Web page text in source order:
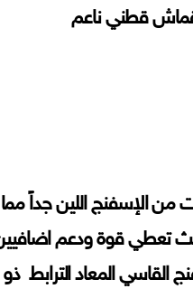
قطني ناعم
من الإسفنج اللين جداً
تعطي قوة ودعم اضافيين
من الإسفنج القاسي المعاد